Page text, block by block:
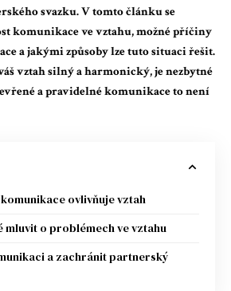
svazku. V tomto článku se
komunikace ve vztahu, možné příčiny
a jakými způsoby lze tuto situaci řešit.
vztah silný a harmonický, je nezbytné
a pravidelné komunikace to není
ovlivňuje vztah
mluvit o problémech ve vztahu
a zachránit partnerský